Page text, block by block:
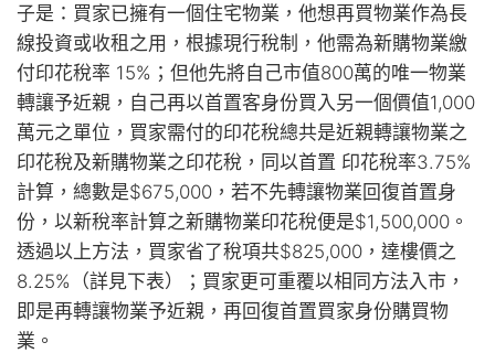
子是：買家已擁有一個住宅物業，他想再買物業作為長
線投資或收租之用，根據現行稅制，他需為新購物業繳
付印花稅率 15%；但他先將自己市值800萬的唯一物業
轉讓予近親，自己再以首置客身份買入另一個價值1,000
萬元之單位，買家需付的印花稅總共是近親轉讓物業之
印花稅及新購物業之印花稅，同以首置 印花稅率3.75%
計算，總數是$675,000，若不先轉讓物業回復首置身
份，以新稅率計算之新購物業印花稅便是$1,500,000。
透過以上方法，買家省了稅項共$825,000，達樓價之
8.25%（詳見下表）；買家更可重覆以相同方法入市，
即是再轉讓物業予近親，再回復首置買家身份購買物
業。